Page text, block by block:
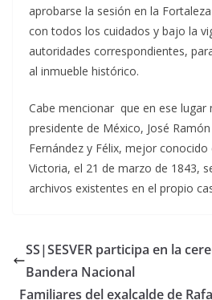
aprobarse la sesión en la
con todos los cuidados y bajo la
autoridades correspondientes,
al inmueble histórico.
Cabe mencionar que en ese lugar
presidente de México, José
Fernández y Félix, mejor
Victoria, el 21 de marzo de 1843,
archivos existentes en el propio
SS|SESVER participa en la
Bandera Nacional
Familiares del exalcalde de